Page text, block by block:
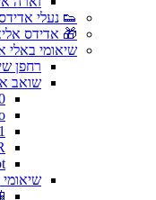
👟 נעלי
🎁 אדידס
שיאומי באלי
רחפן
שואב
שיאומי